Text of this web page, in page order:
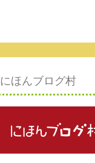
にほんブログ村